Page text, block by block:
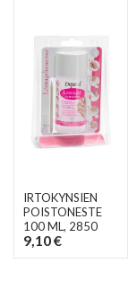
IRTOKYNSIEN
POISTONESTE
100 ML, 2850
9,10 €